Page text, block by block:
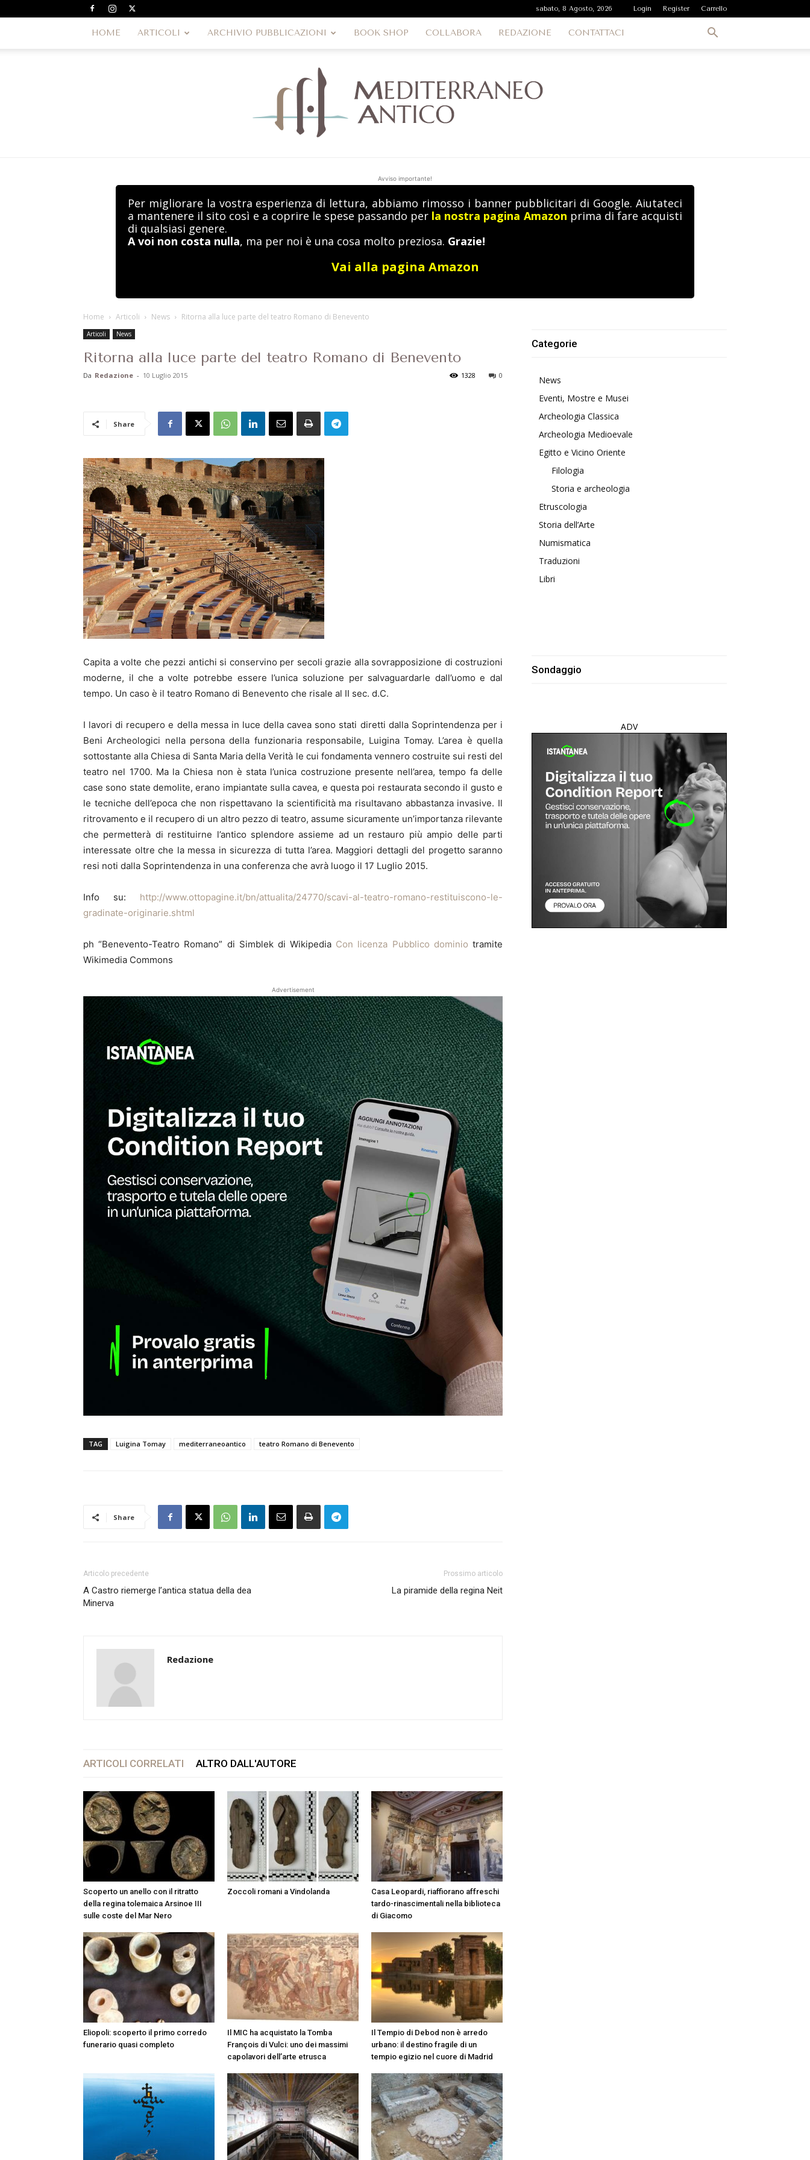
sabato, 8 Agosto, 2026 Login Register Carrello
HOME ARTICOLI ARCHIVIO PUBBLICAZIONI BOOK SHOP COLLABORA REDAZIONE CONTATTACI
MediterraneoAntico
Avviso importante!
Per migliorare la vostra esperienza di lettura, abbiamo rimosso i banner pubblicitari di Google. Aiutateci
a mantenere il sito così e a coprire le spese passando per la nostra pagina Amazon prima di fare acquisti
di qualsiasi genere.
A voi non costa nulla, ma per noi è una cosa molto preziosa. Grazie!
Vai alla pagina Amazon
Home Articoli News Ritorna alla luce parte del teatro Romano di Benevento
Articoli News
Ritorna alla luce parte del teatro Romano di Benevento
Da Redazione - 10 Luglio 2015 0
1328
Share
Capita a volte che pezzi antichi si conservino per secoli grazie alla sovrapposizione di costruzioni
moderne, il che a volte potrebbe essere l’unica soluzione per salvaguardarle dall’uomo e dal
tempo. Un caso è il teatro Romano di Benevento che risale al II sec. d.C.
I lavori di recupero e della messa in luce della cavea sono stati diretti dalla Soprintendenza per i
Beni Archeologici nella persona della funzionaria responsabile, Luigina Tomay. L’area è quella
sottostante alla Chiesa di Santa Maria della Verità le cui fondamenta vennero costruite sui resti del
teatro nel 1700. Ma la Chiesa non è stata l’unica costruzione presente nell’area, tempo fa delle
case sono state demolite, erano impiantate sulla cavea, e questa poi restaurata secondo il gusto e
le tecniche dell’epoca che non rispettavano la scientificità ma risultavano abbastanza invasive. Il
ritrovamento e il recupero di un altro pezzo di teatro, assume sicuramente un’importanza rilevante
che permetterà di restituirne l’antico splendore assieme ad un restauro più ampio delle parti
interessate oltre che la messa in sicurezza di tutta l’area. Maggiori dettagli del progetto saranno
resi noti dalla Soprintendenza in una conferenza che avrà luogo il 17 Luglio 2015.
Info su: http://www.ottopagine.it/bn/attualita/24770/scavi-al-teatro-romano-restituiscono-le-
gradinate-originarie.shtml
ph “Benevento-Teatro Romano” di Simblek di Wikipedia Con licenza Pubblico dominio tramite
Wikimedia Commons
Advertisement
TAG Luigina Tomay mediterraneoantico teatro Romano di Benevento
Share
Articolo precedente
A Castro riemerge l’antica statua della dea
Minerva
Prossimo articolo
La piramide della regina Neit
Redazione
ARTICOLI CORRELATI ALTRO DALL'AUTORE
Scoperto un anello con il ritratto
della regina tolemaica Arsinoe III
sulle coste del Mar Nero
Zoccoli romani a Vindolanda
Casa Leopardi, riaffiorano affreschi
tardo-rinascimentali nella biblioteca
di Giacomo
Eliopoli: scoperto il primo corredo
funerario quasi completo
Il MIC ha acquistato la Tomba
François di Vulci: uno dei massimi
capolavori dell’arte etrusca
Il Tempio di Debod non è arredo
urbano: il destino fragile di un
tempio egizio nel cuore di Madrid
Categorie
News
Eventi, Mostre e Musei
Archeologia Classica
Archeologia Medioevale
Egitto e Vicino Oriente
Filologia
Storia e archeologia
Etruscologia
Storia dell’Arte
Numismatica
Traduzioni
Libri
Sondaggio
ADV